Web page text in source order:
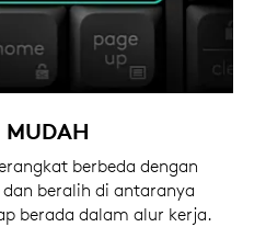
MUDAH
berbeda dengan
dan beralih di antaranya
berada dalam alur kerja.